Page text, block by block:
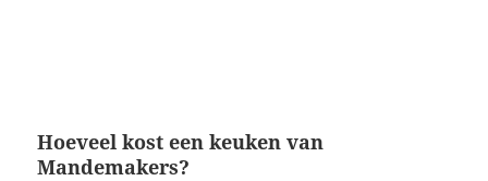
Hoeveel kost een keuken van
Mandemakers?